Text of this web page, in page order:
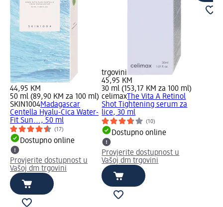
44,95 KM
50 ml (89,90 KM za 100 ml)
SKIN1004Madagascar
Centella Hyalu-Cica Water-
Fit Sun..., 50 ml
(17)
Dostupno online
Provjerite dostupnost u
Vašoj dm trgovini
trgovini
45,95 KM
30 ml (153,17 KM za 100 ml)
celimax The Vita A Retinol
Shot Tightening serum za
lice, 30 ml
(10)
Dostupno online
Provjerite dostupnost u
Vašoj dm trgovini